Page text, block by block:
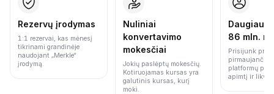
Rezervų įrodymas
1:1 rezervai, kas mėnesį
tikrinami grandinėje
naudojant „Merkle“
įrodymą.
Nuliniai
konvertavimo
mokesčiai
Jokių paslėptų mokesčių.
Kotiruojamas kursas yra
galutinis kursas, kurį
moki.
Daugiau
86 mln.
Prisijunk prie
pirmaujančių
platformų
apimtį ir